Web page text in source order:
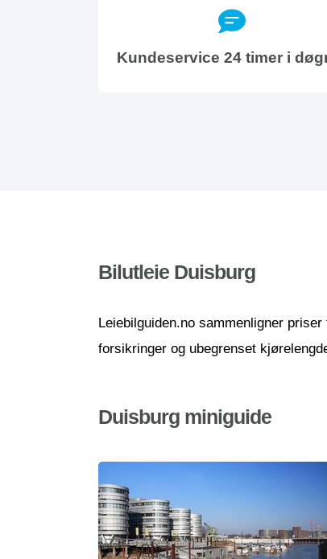
Kundeservice 24 timer i
Bilutleie Duisburg
Leiebilguiden.no sammenligner
forsikringer og ubegrenset
Duisburg miniguide